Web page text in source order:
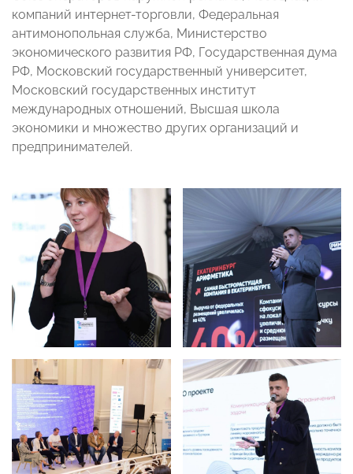
компаний интернет-торговли, Федеральная
антимонопольная служба, Министерство
экономического развития РФ, Государственная дума
РФ, Московский государственный университет,
Московский государственных институт
международных отношений, Высшая школа
экономики и множество других организаций и
предпринимателей.